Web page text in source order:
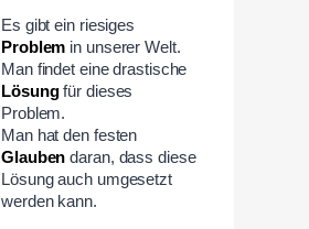
Es gibt ein riesiges
Problem in unserer Welt.
Man findet eine drastische
Lösung für dieses
Problem.
Man hat den festen
Glaubendaran, dass diese
Lösung auch umgesetzt
werden kann.